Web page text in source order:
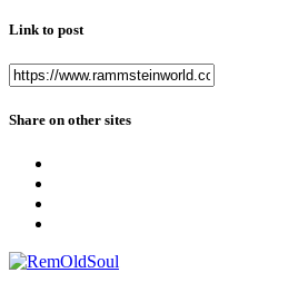
Link to post
Share on other sites